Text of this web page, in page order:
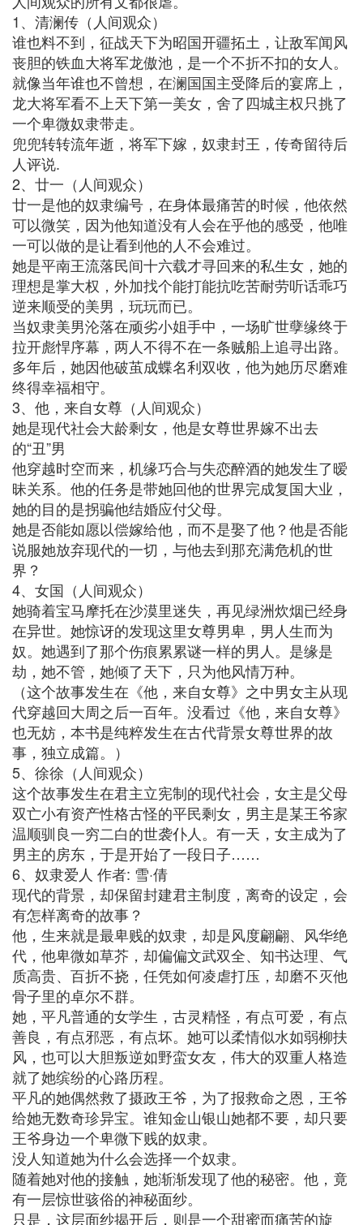
1、清澜传（人间观众）
谁也料不到，征战天下为昭国开疆拓土，让敌军闻风
丧胆的铁血大将军龙傲池，是一个不折不扣的女人。
就像当年谁也不曾想，在澜国国主受降后的宴席上，
龙大将军看不上天下第一美女，舍了四城主权只挑了
一个卑微奴隶带走。
兜兜转转流年逝，将军下嫁，奴隶封王，传奇留待后
人评说.
2、廿一（人间观众）
廿一是他的奴隶编号，在身体最痛苦的时候，他依然
可以微笑，因为他知道没有人会在乎他的感受，他唯
一可以做的是让看到他的人不会难过。
她是平南王流落民间十六载才寻回来的私生女，她的
理想是掌大权，外加找个能打能抗吃苦耐劳听话乖巧
逆来顺受的美男，玩玩而已。
当奴隶美男沦落在顽劣小姐手中，一场旷世孽缘终于
拉开彪悍序幕，两人不得不在一条贼船上追寻出路。
多年后，她因他破茧成蝶名利双收，他为她历尽磨难
终得幸福相守。
3、他，来自女尊（人间观众）
她是现代社会大龄剩女，他是女尊世界嫁不出去
的“丑”男
他穿越时空而来，机缘巧合与失恋醉酒的她发生了暧
昧关系。他的任务是带她回他的世界完成复国大业，
她的目的是拐骗他结婚应付父母。
她是否能如愿以偿嫁给他，而不是娶了他？他是否能
说服她放弃现代的一切，与他去到那充满危机的世
界？
4、女国（人间观众）
她骑着宝马摩托在沙漠里迷失，再见绿洲炊烟已经身
在异世。她惊讶的发现这里女尊男卑，男人生而为
奴。她遇到了那个伤痕累累谜一样的男人。是缘是
劫，她不管，她倾了天下，只为他风情万种。
（这个故事发生在《他，来自女尊》之中男女主从现
代穿越回大周之后一百年。没看过《他，来自女尊》
也无妨，本书是纯粹发生在古代背景女尊世界的故
事，独立成篇。）
5、徐徐（人间观众）
这个故事发生在君主立宪制的现代社会，女主是父母
双亡小有资产性格古怪的平民剩女，男主是某王爷家
温顺驯良一穷二白的世袭仆人。有一天，女主成为了
男主的房东，于是开始了一段日子……
6、奴隶爱人 作者: 雪·倩
现代的背景，却保留封建君主制度，离奇的设定，会
有怎样离奇的故事？
他，生来就是最卑贱的奴隶，却是风度翩翩、风华绝
代，他卑微如草芥，却偏偏文武双全、知书达理、气
质高贵、百折不挠，任凭如何凌虐打压，却磨不灭他
骨子里的卓尔不群。
她，平凡普通的女学生，古灵精怪，有点可爱，有点
善良，有点邪恶，有点坏。她可以柔情似水如弱柳扶
风，也可以大胆叛逆如野蛮女友，伟大的双重人格造
就了她缤纷的心路历程。
平凡的她偶然救了摄政王爷，为了报救命之恩，王爷
给她无数奇珍异宝。谁知金山银山她都不要，却只要
王爷身边一个卑微下贱的奴隶。
没人知道她为什么会选择一个奴隶。
随着她对他的接触，她渐渐发现了他的秘密。他，竟
有一层惊世骇俗的神秘面纱。
只是，这层面纱揭开后，则是一个甜蜜而痛苦的旋